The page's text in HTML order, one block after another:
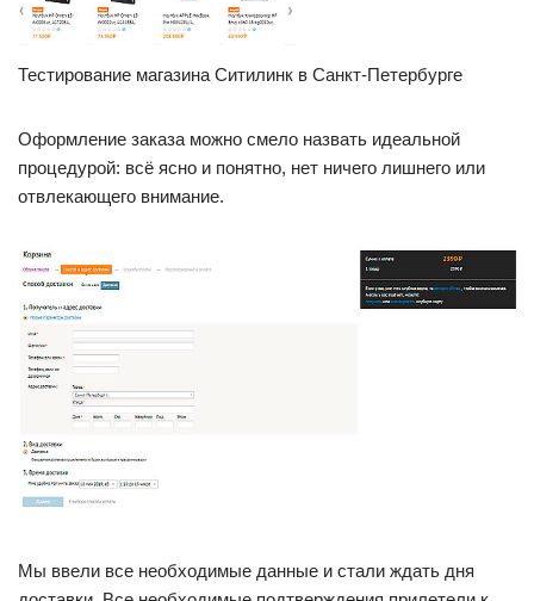
Тестирование магазина Ситилинк в Санкт-Петербурге
Оформление заказа можно смело назвать идеальной
процедурой: всё ясно и понятно, нет ничего лишнего или
отвлекающего внимание.
Мы ввели все необходимые данные и стали ждать дня